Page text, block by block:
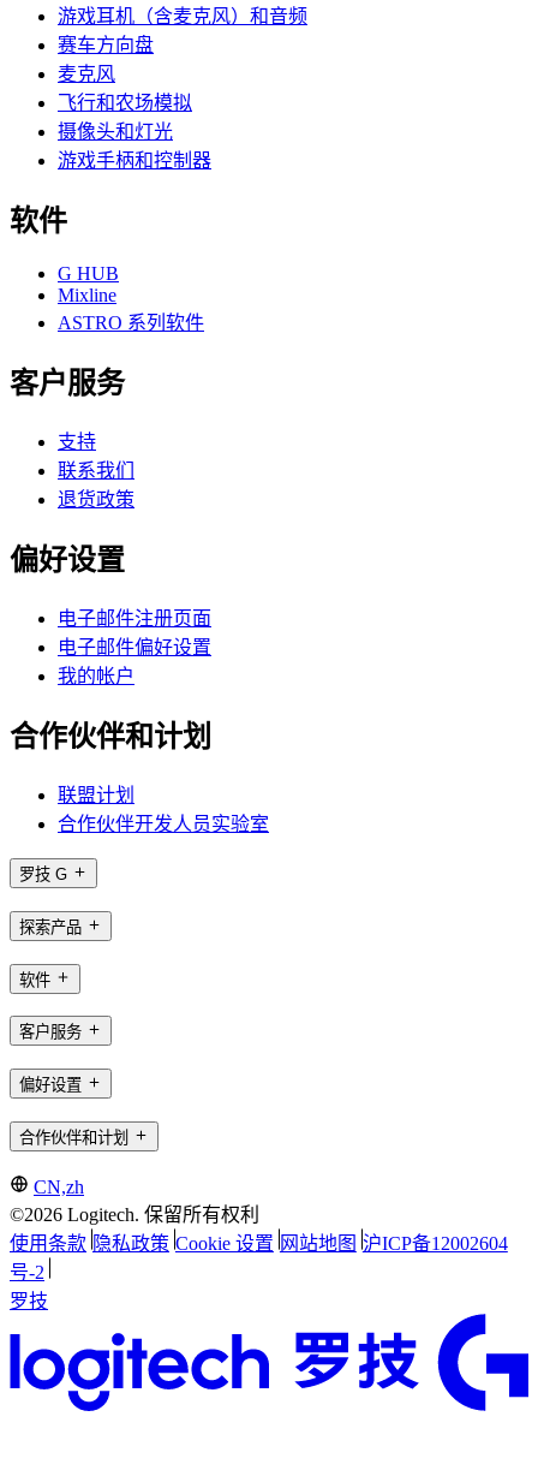
游戏耳机（含麦克风）和音频
赛车方向盘
麦克风
飞行和农场模拟
摄像头和灯光
游戏手柄和控制器
软件
G HUB
Mixline
ASTRO 系列软件
客户服务
支持
联系我们
退货政策
偏好设置
电子邮件注册页面
电子邮件偏好设置
我的帐户
合作伙伴和计划
联盟计划
合作伙伴开发人员实验室
罗技 G
探索产品
软件
客户服务
偏好设置
合作伙伴和计划
CN,zh
©2026 Logitech. 保留所有权利
使用条款 隐私政策 Cookie 设置 网站地图 沪ICP备12002604
号-2
罗技